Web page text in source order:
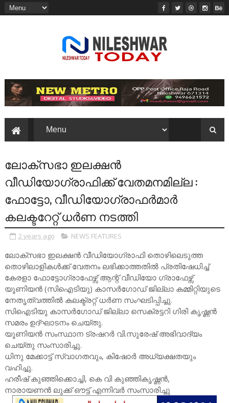
ലോക്‌സഭാ ഇലക്ഷന്‍
വീഡിയോഗ്രാഫിക്ക്‌ വേതമനമില്ല :
ഫോട്ടോ, വീഡിയോഗ്രാഫര്‍മാര്‍
കലക്ടറേറ്റ്‌ ധര്‍ണ നടത്തി
2 years ago NEWS FEATURES
ലോക്സഭാ ഇലക്ഷൻ വീഡിയോഗ്രാഫി തൊഴിലെടുത്ത
തൊഴിലാളികൾക്ക് വേതനം ലഭിക്കാത്തതിൽ പ്രതിഷേധിച്ച്
കേരളാ ഫോട്ടോഗ്രാഫേഴ്സ് ആന്റ് വീഡിയോ ഗ്രാഫേഴ്സ്
യൂണിയൻ (സിഐടിയു) കാസർഗോഡ് ജില്ലാ കമ്മിറ്റിയുടെ
നേതൃത്വത്തിൽ കലക്ട്രറ്റ് ധർണ സംഘടിപ്പിച്ചു.
സിഐടിയു കാസർഗോഡ് ജില്ലാ സെക്രട്ടറി ഗിരി കൃഷ്ണൻ
സമരം ഉദ്ഘാടനം ചെയ്തു.
യൂണിയൻ സംസ്ഥാന ട്രഷറർ വി.സുരേഷ് അഭിവാദ്യം
ചെയ്തു സംസാരിച്ചു.
ധിനു മേക്കാട്ട് സ്വാഗതവും, കിഷോർ അധ്യക്ഷതയും
വഹിച്ചു.
ഹരീഷ് കുഞ്ഞിക്കൊച്ചി, കെ വി കുഞ്ഞികൃഷ്ണൻ,
നാരായണൻ ലുക്ക് ഔട്ട് എന്നിവർ സംസാരിച്ചു